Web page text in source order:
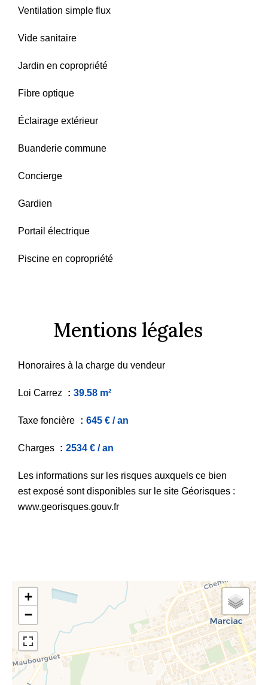
Ventilation simple flux
Vide sanitaire
Jardin en copropriété
Fibre optique
Éclairage extérieur
Buanderie commune
Concierge
Gardien
Portail électrique
Piscine en copropriété
Mentions légales
Honoraires à la charge du vendeur
Loi Carrez 39.58 m²
Taxe foncière 645 € / an
Charges 2534 € / an
Les informations sur les risques auxquels ce bien
est exposé sont disponibles sur le site Géorisques :
www.georisques.gouv.fr
+
−